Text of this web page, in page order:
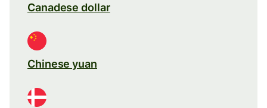
Canadese dollar
Chinese yuan